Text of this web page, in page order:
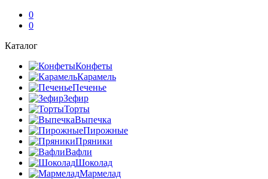
0
0
Каталог
Конфеты
Карамель
Печенье
Зефир
Торты
Выпечка
Пирожные
Пряники
Вафли
Шоколад
Мармелад